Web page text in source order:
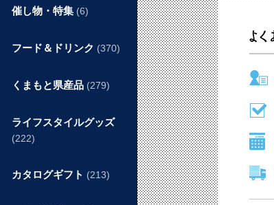
催し物・特集 (6)
フード＆ドリンク (370)
くまもと県産品 (279)
ライフスタイルグッズ
(222)
カタログギフト (213)